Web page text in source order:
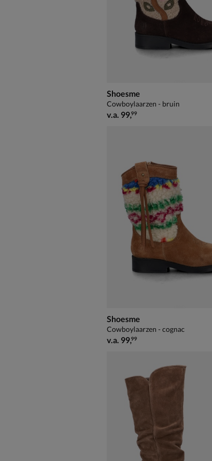
Shoesme
Cowboylaarzen - bruin
vanaf € 99,99
v.a. 99,99
Shoesme
Cowboylaarzen - cognac
vanaf € 99,99
v.a. 99,99